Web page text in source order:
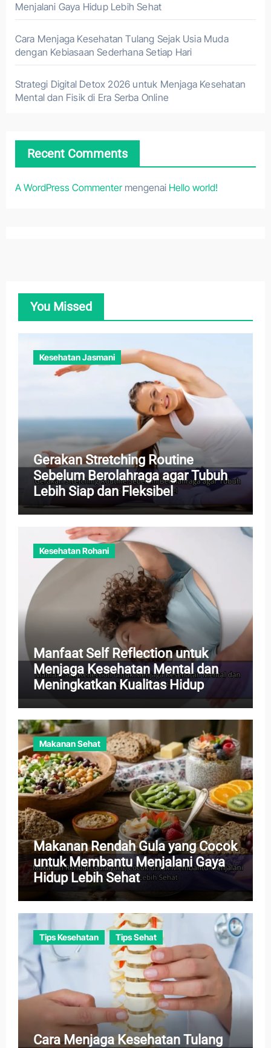
Menjalani Gaya Hidup Lebih Sehat
Cara Menjaga Kesehatan Tulang Sejak Usia Muda
dengan Kebiasaan Sederhana Setiap Hari
Strategi Digital Detox 2026 untuk Menjaga Kesehatan
Mental dan Fisik di Era Serba Online
Recent Comments
A WordPress Commentermengenai Hello world!
You Missed
Kesehatan Jasmani
Gerakan Stretching Routine
Sebelum Berolahraga agar Tubuh
Lebih Siap dan Fleksibel
Kesehatan Rohani
Manfaat Self Reflection untuk
Menjaga Kesehatan Mental dan
Meningkatkan Kualitas Hidup
Makanan Sehat
Makanan Rendah Gula yang Cocok
untuk Membantu Menjalani Gaya
Hidup Lebih Sehat
Tips Kesehatan Tips Sehat
Cara Menjaga Kesehatan Tulang